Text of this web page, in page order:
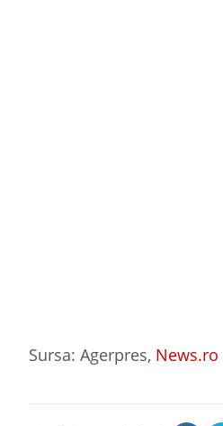
Sursa: Agerpres, News.ro